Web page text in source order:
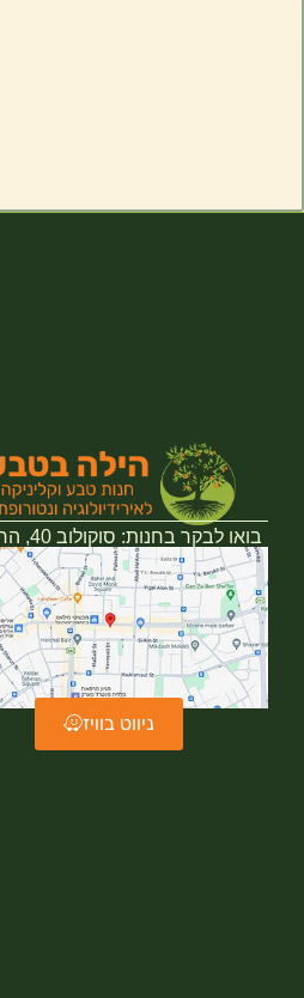
בואו לבקר בחנות: סוקולוב 40, הרצליה.
ניווט בוויז